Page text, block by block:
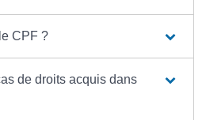
CPF ?
de droits acquis dans